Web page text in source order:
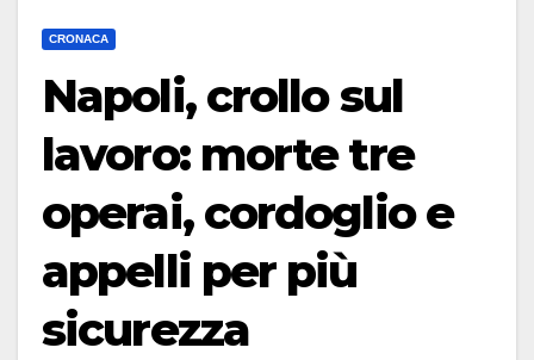
CRONACA
Napoli, crollo sul
lavoro: morte tre
operai, cordoglio e
appelli per più
sicurezza